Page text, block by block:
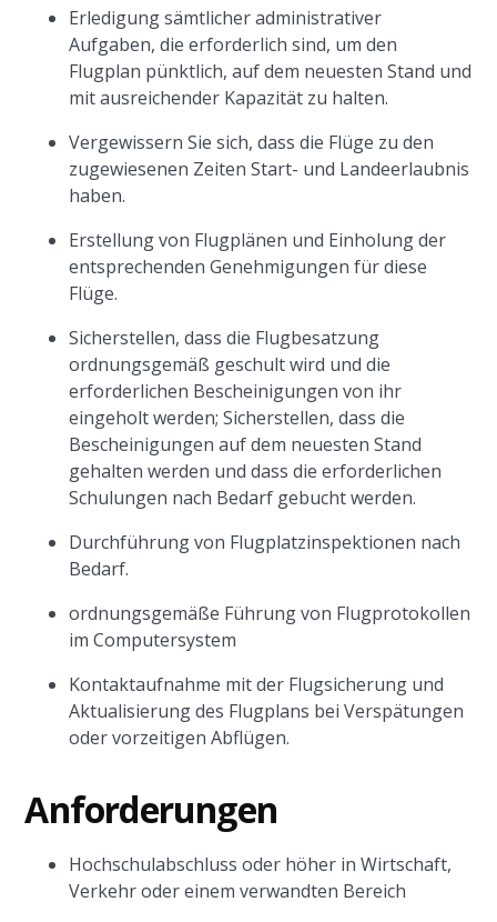
Erledigung sämtlicher administrativer
Aufgaben, die erforderlich sind, um den
Flugplan pünktlich, auf dem neuesten Stand und
mit ausreichender Kapazität zu halten.
Vergewissern Sie sich, dass die Flüge zu den
zugewiesenen Zeiten Start- und Landeerlaubnis
haben.
Erstellung von Flugplänen und Einholung der
entsprechenden Genehmigungen für diese
Flüge.
Sicherstellen, dass die Flugbesatzung
ordnungsgemäß geschult wird und die
erforderlichen Bescheinigungen von ihr
eingeholt werden; Sicherstellen, dass die
Bescheinigungen auf dem neuesten Stand
gehalten werden und dass die erforderlichen
Schulungen nach Bedarf gebucht werden.
Durchführung von Flugplatzinspektionen nach
Bedarf.
ordnungsgemäße Führung von Flugprotokollen
im Computersystem
Kontaktaufnahme mit der Flugsicherung und
Aktualisierung des Flugplans bei Verspätungen
oder vorzeitigen Abflügen.
Anforderungen
Hochschulabschluss oder höher in Wirtschaft,
Verkehr oder einem verwandten Bereich